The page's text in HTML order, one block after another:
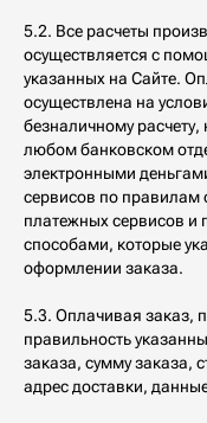
5.2. Все расчеты
осуществляется с
указанных на Сайте.
осуществлена на
безналичному
любом банковском
электронными
сервисов по правилам
платежных сервисов и
способами, которые
оформлении заказа.
5.3. Оплачивая заказ,
правильность
заказа, сумму заказа,
адрес доставки,